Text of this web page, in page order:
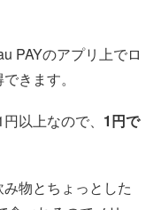
PAYのアプリ上でロ
きます。
以上なので、 1円で
物とちょっとした